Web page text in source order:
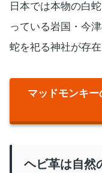
日本では本物の白
っている岩国・今
蛇を祀る神社が存在
マッドモンキ
ヘビ革は自然